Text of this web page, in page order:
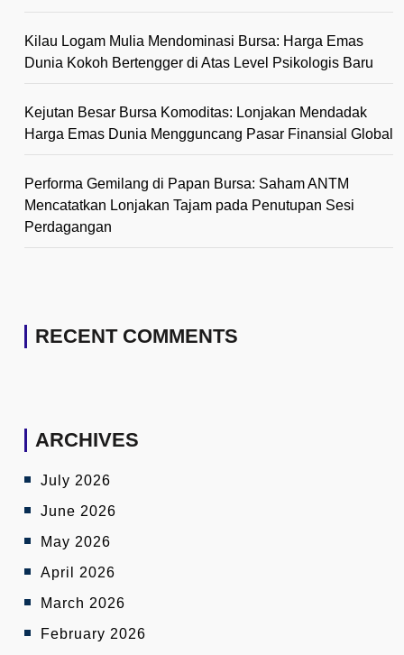
Kilau Logam Mulia Mendominasi Bursa: Harga Emas
Dunia Kokoh Bertengger di Atas Level Psikologis Baru
Kejutan Besar Bursa Komoditas: Lonjakan Mendadak
Harga Emas Dunia Mengguncang Pasar Finansial Global
Performa Gemilang di Papan Bursa: Saham ANTM
Mencatatkan Lonjakan Tajam pada Penutupan Sesi
Perdagangan
RECENT COMMENTS
ARCHIVES
July 2026
June 2026
May 2026
April 2026
March 2026
February 2026